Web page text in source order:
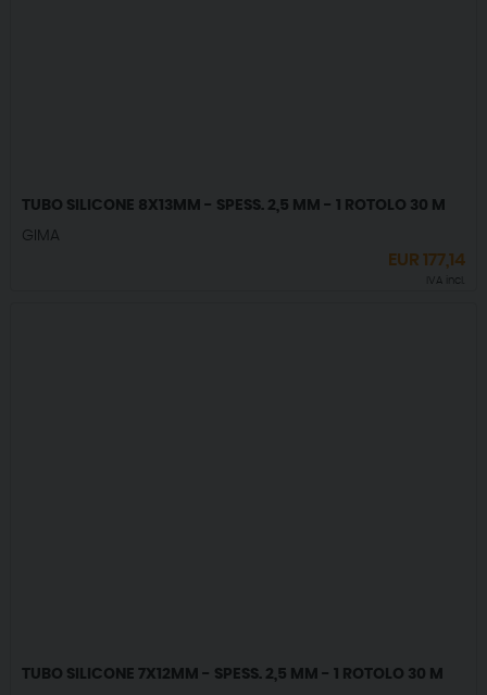
TUBO SILICONE 8X13MM - SPESS. 2,5 MM - 1 ROTOLO 30 M
GIMA
EUR177,14
IVA incl.
TUBO SILICONE 7X12MM - SPESS. 2,5 MM - 1 ROTOLO 30 M